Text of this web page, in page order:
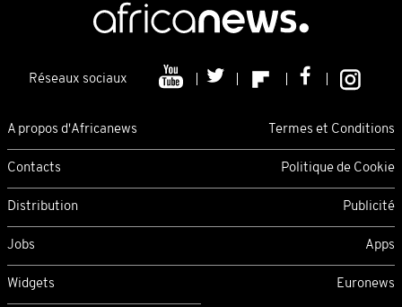
Réseaux sociaux
A propos d'Africanews Termes et Conditions
Contacts Politique de Cookie
Distribution Publicité
Jobs Apps
Widgets Euronews